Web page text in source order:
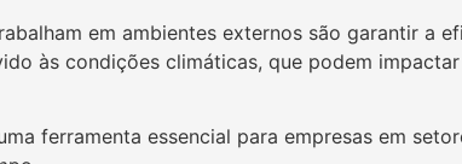
em ambientes externos são garantir a
às condições climáticas, que podem
ferramenta essencial para empresas em